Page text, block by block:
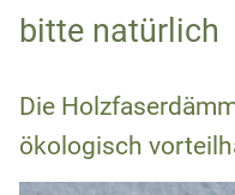
bitte natürlich
Die
ökologisch